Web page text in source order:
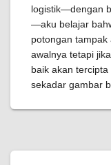
logistik—dengan
—aku belajar
potongan
awalnya tetapi
baik akan
sekadar gambar